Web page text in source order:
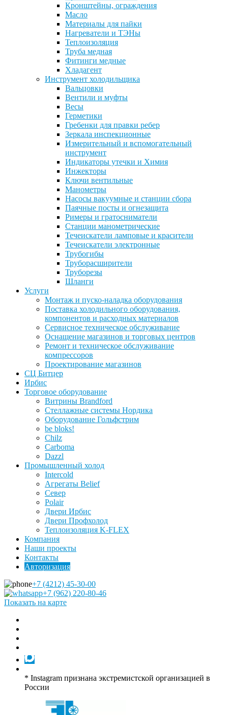
Кронштейны, ограждения
Масло
Материалы для пайки
Нагреватели и ТЭНы
Теплоизоляция
Труба медная
Фитинги медные
Хладагент
Инструмент холодильщика
Вальцовки
Вентили и муфты
Весы
Герметики
Гребенки для правки ребер
Зеркала инспекционные
Измерительный и вспомогательный
инструмент
Индикаторы утечки и Химия
Инжекторы
Ключи вентильные
Манометры
Насосы вакуумные и станции сбора
Паячные посты и огнезащита
Римеры и гратосниматели
Станции манометрические
Течеискатели ламповые и красители
Течеискатели электронные
Трубогибы
Труборасширители
Труборезы
Шланги
Услуги
Монтаж и пуско-наладка оборудования
Поставка холодильного оборудования,
компонентов и расходных материалов
Сервисное техническое обслуживание
Оснащение магазинов и торговых центров
Ремонт и техническое обслуживание
компрессоров
Проектирование магазинов
СЦ Битцер
Ирбис
Торговое оборудование
Витрины Brandford
Стеллажные системы Нордика
Оборудование Гольфстрим
be bloks!
Chilz
Carboma
Dazzl
Промышленный холод
Intercold
Агрегаты Belief
Север
Polair
Двери Ирбис
Двери Профхолод
Теплоизоляция K-FLEX
Компания
Наши проекты
Контакты
Авторизация
+7 (4212) 45-30-00
+7 (962) 220-80-46
Показать на карте
* Instagram признана экстремистской организацией в
России